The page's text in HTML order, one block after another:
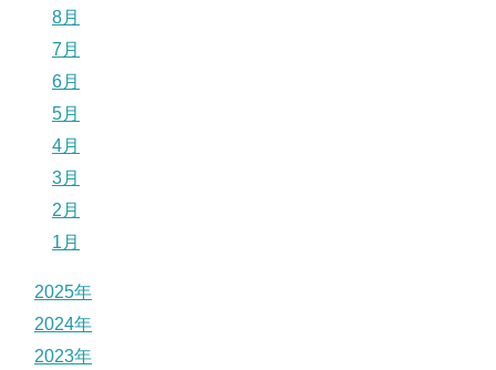
8月
7月
6月
5月
4月
3月
2月
1月
2025年
2024年
2023年